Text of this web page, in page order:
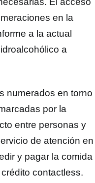
en la
a la actual
a
numerados en torno
por la
entre personas y
de atención en
y pagar la comida
contactless.